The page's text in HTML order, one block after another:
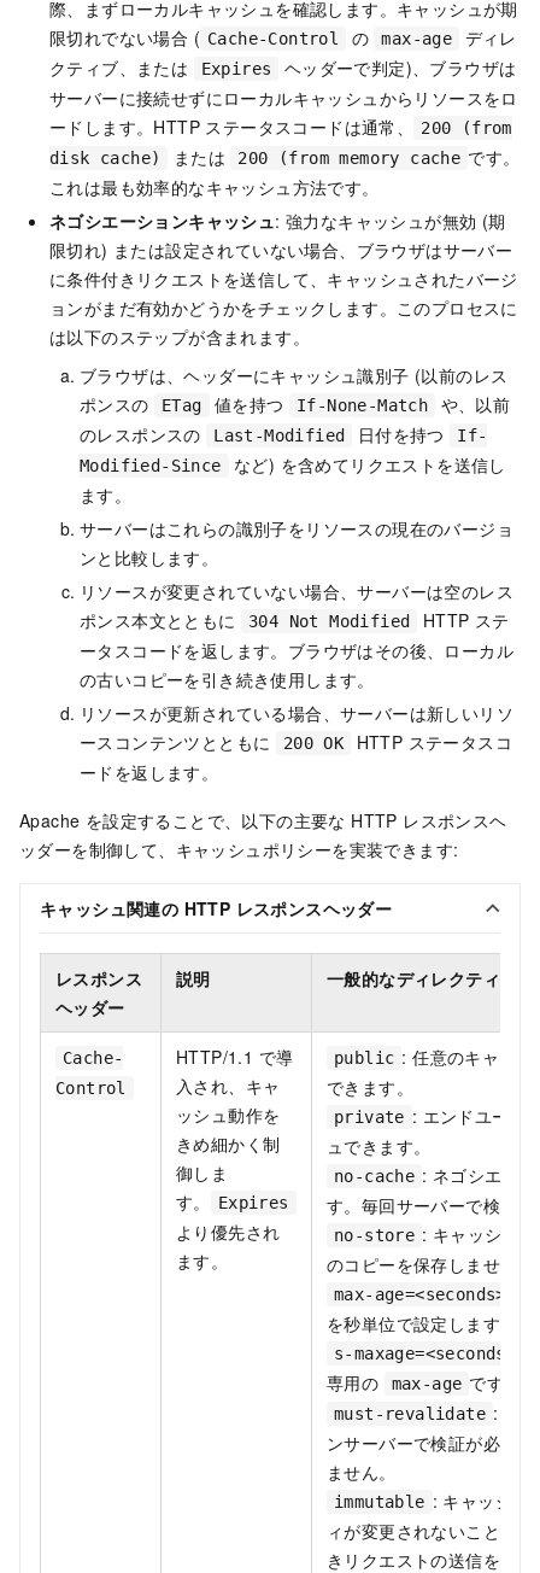
際、まずローカルキャッシュを確認します。キャッシュが期
限切れでない場合 ( Cache-Control の max-age
ディレ
クティブ、または
Expires
ヘッダーで判定)、ブラウザは
サーバーに接続せずにローカルキャッシュからリソースをロ
ードします。HTTP ステータスコードは通常、
200 (from
disk cache)
または 200 (from memory cache です。
これは最も効率的なキャッシュ方法です。
ネゴシエーションキャッシュ: 強力なキャッシュが無効 (期
限切れ) または設定されていない場合、ブラウザはサーバー
に条件付きリクエストを送信して、キャッシュされたバージ
ョンがまだ有効かどうかをチェックします。このプロセスに
は以下のステップが含まれます。
ブラウザは、ヘッダーにキャッシュ識別子 (以前のレス
ポンスの
ETag 値を持つ If-None-Match
や、以前
のレスポンスの
Last-Modified 日付を持つ
If-
Modified-Since
など) を含めてリクエストを送信し
ます。
サーバーはこれらの識別子をリソースの現在のバージョ
ンと比較します。
リソースが変更されていない場合、サーバーは空のレス
ポンス本文とともに
304 Not Modified
HTTP ステ
ータスコードを返します。ブラウザはその後、ローカル
の古いコピーを引き続き使用します。
リソースが更新されている場合、サーバーは新しいリソ
ースコンテンツとともに
200 OK
HTTP ステータスコ
ードを返します。
Apache を設定することで、以下の主要な HTTP レスポンスヘ
ッダーを制御して、キャッシュポリシーを実装できます:
キャッシュ関連の HTTP レスポンスヘッダー
レスポンス
ヘッダー
説明 一般的なディレクティブ/値
Cache-
Control
HTTP/1.1 で導
入され、キャ
ッシュ動作を
きめ細かく制
御しま
す。
Expires
より優先され
ます。
public : 任意のキャッ
できます。
private : エンドユーザ
ュできます。
no-cache : ネゴシエー
す。毎回サーバーで検証
no-store : キャッシュ
のコピーを保存しません。
max-age=<seconds>
を秒単位で設定します。
s-maxage=<seconds>
専用の
max-age です。
must-revalidate : キ
ンサーバーで検証が必要
ません。
immutable : キャッシュ
ィが変更されないことを
きリクエストの送信をス